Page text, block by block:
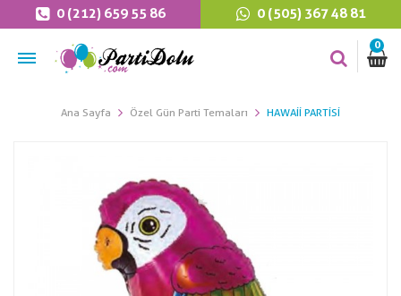
0 (212) 659 55 86 0 (505) 367 48 81
0
Ana Sayfa Özel Gün Parti Temaları HAWAII PARTISI